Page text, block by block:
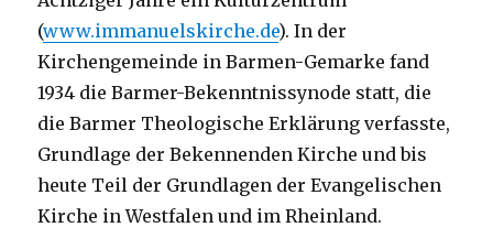
(www.immanuelskirche.de). In der
Kirchengemeinde in Barmen-Gemarke fand
1934 die Barmer-Bekenntnissynode statt, die
die Barmer Theologische Erklärung verfasste,
Grundlage der Bekennenden Kirche und bis
heute Teil der Grundlagen der Evangelischen
Kirche in Westfalen und im Rheinland.